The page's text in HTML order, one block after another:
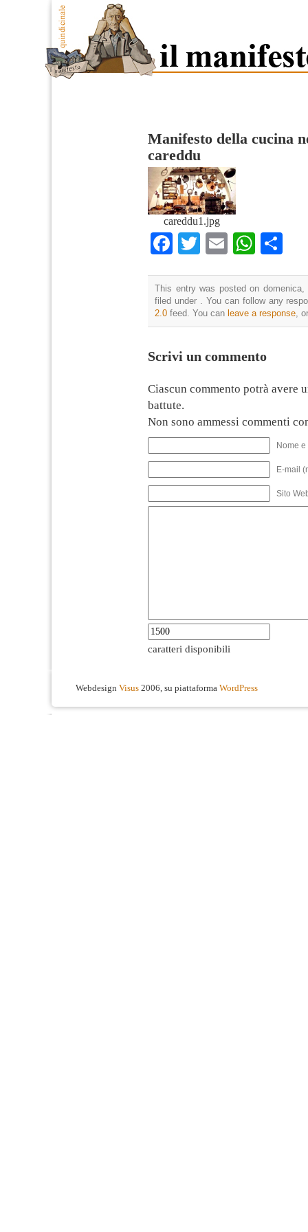
Manifesto della cucina
careddu
careddu1.jpg
Facebook
TwitterEmail
This entry was posted on
filed under . You can follow any
2.0 feed. You can leave a response ,
Scrivi un commento
Ciascun commento potrà avere
battute.
Non sono ammessi commenti
Nome
E-mail
Sito
caratteri disponibili
Webdesign Visus 2006, su piattaforma WordPress